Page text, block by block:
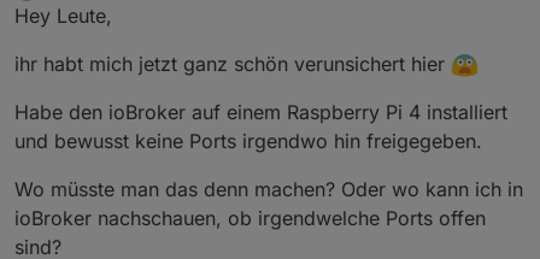
Offline
Hey Leute,
ihr habt mich jetzt ganz schön verunsichert hier
Habe den ioBroker auf einem Raspberry Pi 4 installiert
und bewusst keine Ports irgendwo hin freigegeben.
Wo müsste man das denn machen? Oder wo kann ich in
ioBroker nachschauen, ob irgendwelche Ports offen
sind?